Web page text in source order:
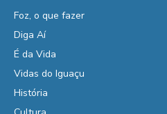
Foz, o que fazer
Diga Aí
É da Vida
Vidas do Iguaçu
História